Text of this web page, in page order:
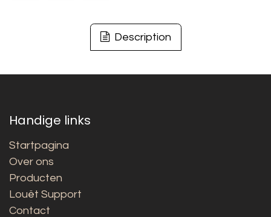
Description
Handige links
Startpagina
Over ons
Producten
Louët Support
Contact